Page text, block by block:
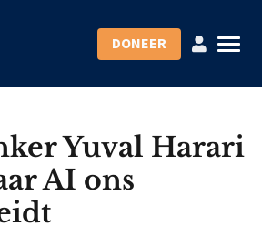
DONEER
Yuval Harari
AI ons